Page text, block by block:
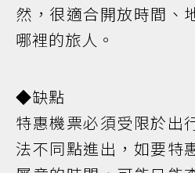
然，很適合開放時間、
哪裡的旅人。
◆缺點
特惠機票必須受限於出
法不同點進出，如要特